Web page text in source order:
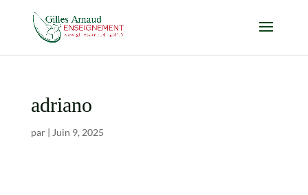
adriano
par | Juin 9, 2025